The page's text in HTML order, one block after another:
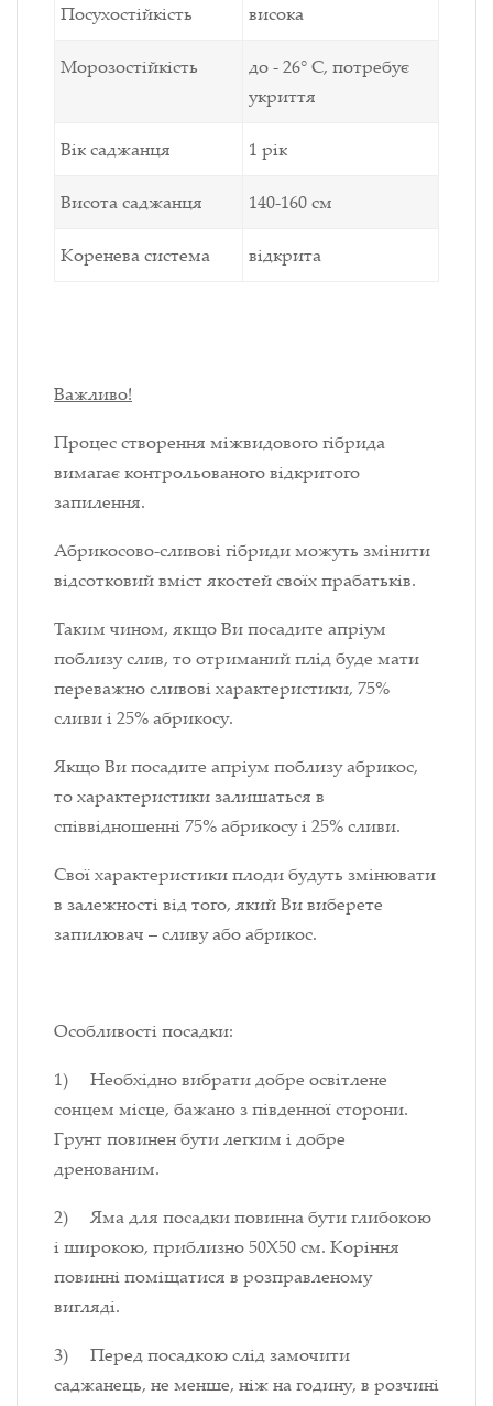
Посухостійкість висока
Морозостійкість
до - 26° С, потребує
укриття
Вік саджанця 1 рік
Висота саджанця 140-160 см
Коренева система відкрита
Важливо!
Процес створення міжвидового гібрида
вимагає контрольованого відкритого
запилення.
Абрикосово-сливові гібриди можуть змінити
відсотковий вміст якостей своїх прабатьків.
Таким чином, якщо Ви посадите апріум
поблизу слив, то отриманий плід буде мати
переважно сливові характеристики, 75%
сливи і 25% абрикосу.
Якщо Ви посадите апріум поблизу абрикос,
то характеристики залишаться в
співвідношенні 75% абрикосу і 25% сливи.
Свої характеристики плоди будуть змінювати
в залежності від того, який Ви виберете
запилювач –сливу або абрикос.
Особливості посадки:
1) Необхідно вибрати добре освітлене
сонцем місце, бажано з південної сторони.
Грунт повинен бути легким і добре
дренованим.
2) Яма для посадки повинна бути глибокою
і широкою, приблизно 50Х50 см. Коріння
повинні поміщатися в розправленому
вигляді.
3) Перед посадкою слід замочити
саджанець, не менше, ніж на годину, в розчині